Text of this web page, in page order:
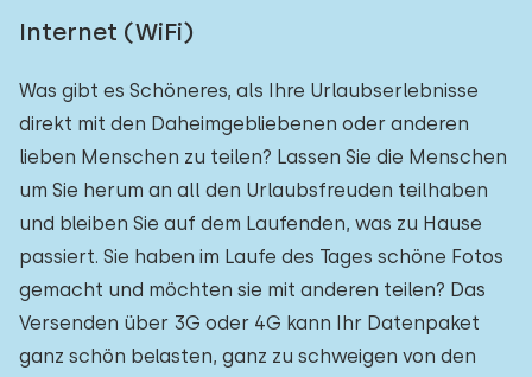
Internet (WiFi)
Was gibt es Schöneres, als Ihre Urlaubserlebnisse
direkt mit den Daheimgebliebenen oder anderen
lieben Menschen zu teilen? Lassen Sie die Menschen
um Sie herum an all den Urlaubsfreuden teilhaben
und bleiben Sie auf dem Laufenden, was zu Hause
passiert. Sie haben im Laufe des Tages schöne Fotos
gemacht und möchten sie mit anderen teilen? Das
Versenden über 3G oder 4G kann Ihr Datenpaket
ganz schön belasten, ganz zu schweigen von den